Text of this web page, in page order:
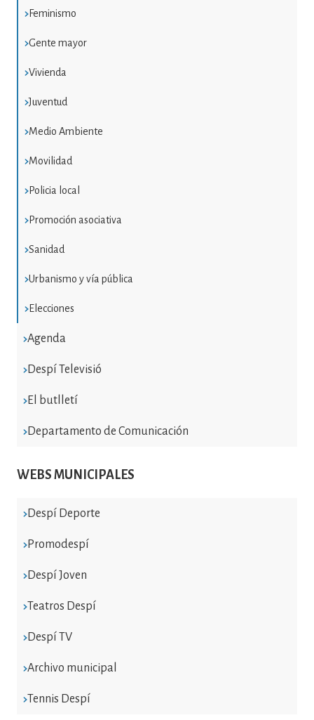
Feminismo
Gente mayor
Vivienda
Juventud
Medio Ambiente
Movilidad
Policia local
Promoción asociativa
Sanidad
Urbanismo y vía pública
Elecciones
Agenda
Despí Televisió
El butlletí
Departamento de Comunicación
WEBS MUNICIPALES
Despí Deporte
Promodespí
Despí Joven
Teatros Despí
Despí TV
Archivo municipal
Tennis Despí